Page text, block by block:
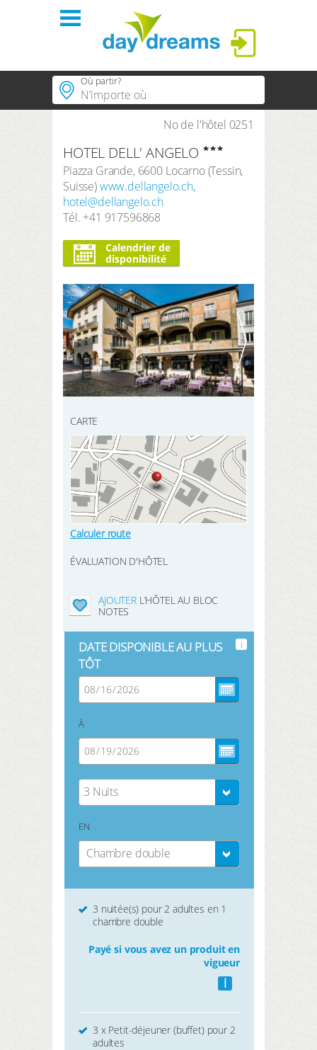
Se connecter
SE CONNECTER
Mot de passe oublié?
INSCRIVEZ-VOUS ICI
thèmes
hôtels PLUS
concept
boutique
Compte client
mes données
mes réservations
mes produits
mon bloc notes
Mes intérêts
Où partir?
Régions populaires
Thèmes populaires
Hôtels populaires
3 Nuits
Période de recherche
Arrivé Départ
Nombre de voyageurs | Chambre
2 Adultes, 0Enfants 1Chambre
CHERCHER
No de l'hôtel 0251
HOTEL DELL' ANGELO
Piazza Grande, 6600 Locarno(Tessin,
Suisse)www.dellangelo.ch,
hotel@dellangelo.ch
Tél. +41 917596868
Calendrier de
disponibilité
CARTE
Calculer route
ÉVALUATION D'HÔTEL
AJOUTERL’HÔTEL AU BLOC
NOTES
i
DATE DISPONIBLE AU PLUS
TÔT
À
3 Nuits
EN
Chambre double
3 nuitée(s) pour 2 adultes en 1
chambre double
Payé si vous avez un produit en
vigueur
i
3 x Petit-déjeuner (buffet) pour 2
adultes